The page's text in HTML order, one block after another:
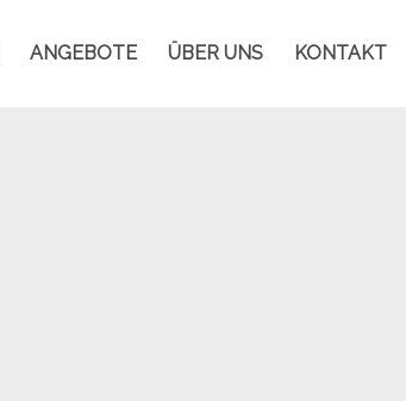
ANGEBOTE ÜBER UNS KONTAKT